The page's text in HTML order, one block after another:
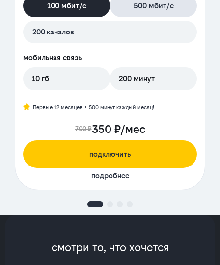
100 мбит/с 500 мбит/с
200 каналов
мобильная связь
10 гб 200 минут
Первые 12 месяцев + 500 минут каждый месяц!
700 ₽350 ₽/мес
подключить
подробнее
смотри то, что хочется